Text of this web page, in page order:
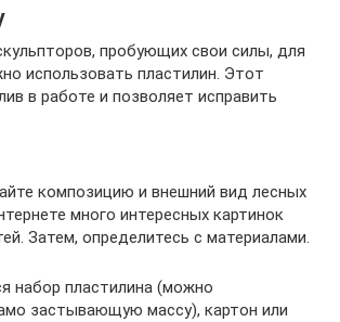
пробующих свои силы, для
использовать пластилин. Этот
в работе и позволяет исправить
композицию и внешний вид лесных
много интересных картинок
Затем, определитесь с материалами.
набор пластилина (можно
застывающую массу), картон или